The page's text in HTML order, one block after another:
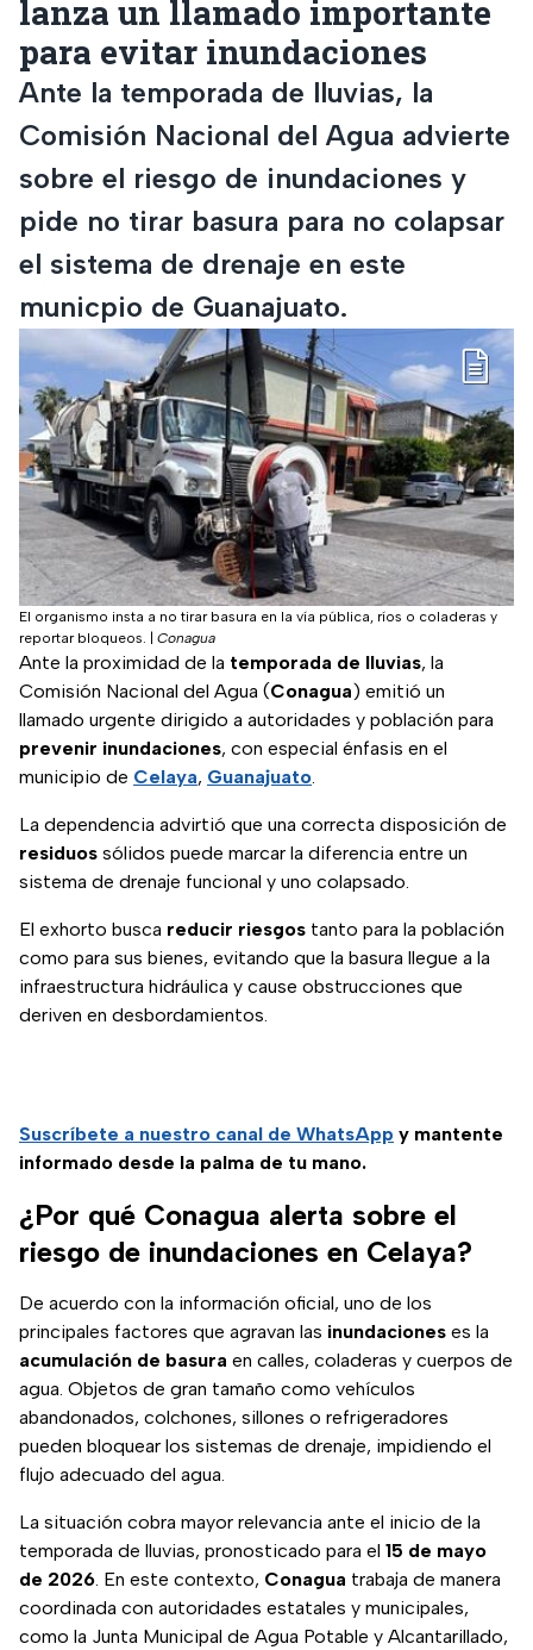
lanza un llamado importante
para evitar inundaciones
Ante la temporada de lluvias, la
Comisión Nacional del Agua advierte
sobre el riesgo de inundaciones y
pide no tirar basura para no colapsar
el sistema de drenaje en este
municpio de Guanajuato.
El organismo insta a no tirar basura en la vía pública, ríos o coladeras y
reportar bloqueos.
Conagua
Ante la proximidad de la temporada de lluvias, la
Comisión Nacional del Agua (Conagua) emitió un
llamado urgente dirigido a autoridades y población para
prevenir inundaciones, con especial énfasis en el
municipio de Celaya, Guanajuato.
La dependencia advirtió que una correcta disposición de
residuos sólidos puede marcar la diferencia entre un
sistema de drenaje funcional y uno colapsado.
El exhorto busca reducir riesgos tanto para la población
como para sus bienes, evitando que la basura llegue a la
infraestructura hidráulica y cause obstrucciones que
deriven en desbordamientos.
Suscríbete a nuestro canal de WhatsApp y mantente
informado desde la palma de tu mano.
¿Por qué Conagua alerta sobre el
riesgo de inundaciones en Celaya?
De acuerdo con la información oficial, uno de los
principales factores que agravan las inundaciones es la
acumulación de basura en calles, coladeras y cuerpos de
agua. Objetos de gran tamaño como vehículos
abandonados, colchones, sillones o refrigeradores
pueden bloquear los sistemas de drenaje, impidiendo el
flujo adecuado del agua.
La situación cobra mayor relevancia ante el inicio de la
temporada de lluvias, pronosticado para el 15 de mayo
de 2026. En este contexto, Conagua trabaja de manera
coordinada con autoridades estatales y municipales,
como la Junta Municipal de Agua Potable y Alcantarillado,